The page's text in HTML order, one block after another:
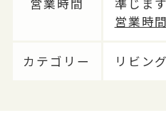
営業時間
準じます
営業時
カテゴリー リビン